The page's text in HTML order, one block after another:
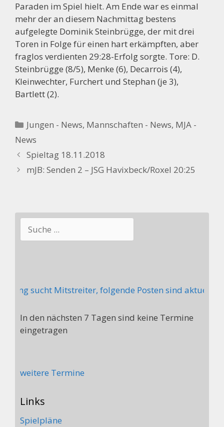
Paraden im Spiel hielt. Am Ende war es einmal
mehr der an diesem Nachmittag bestens
aufgelegte Dominik Steinbrügge, der mit drei
Toren in Folge für einen hart erkämpften, aber
fraglos verdienten 29:28-Erfolg sorgte. Tore: D.
Steinbrügge (8/5), Menke (6), Decarrois (4),
Kleinwechter, Furchert und Stephan (je 3),
Bartlett (2).
Kategorien
Jungen - News, Mannschaften - News, MJA -
News
Spieltag 18.11.2018
mJB: Senden 2 – JSG Havixbeck/Roxel 20:25
sucht Mitstreiter, folgende Posten sind aktuell
In den nächsten 7 Tagen sind keine Termine
eingetragen
weitere Termine
Links
Spielpläne